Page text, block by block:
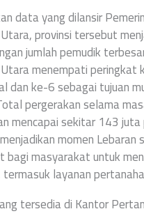
data yang dilansir
provinsi tersebut
jumlah pemudik
menempati peringkat
dan ke-6 sebagai tujuan
pergerakan selama
mencapai sekitar 143 juta
momen
masyarakat untuk
layanan
tersedia di Kantor